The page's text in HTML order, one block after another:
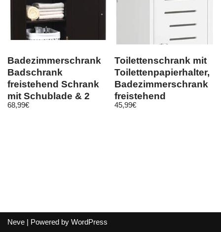
Badezimmerschrank
Badschrank
freistehend Schrank
mit Schublade & 2
Regale Midischrank
68,99€
Toilettenschrank mit
Toilettenpapierhalter,
Badezimmerschrank
freistehend
15x17x80cm
45,99€
Neve | Powered by WordPress